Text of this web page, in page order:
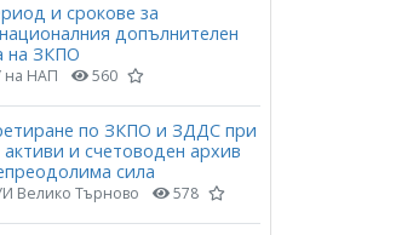
и срокове за
допълнителен
на ЗКПО
на НАП 560
по ЗКПО и ЗДДС при
и счетоводен архив
сила
Велико Търново 578